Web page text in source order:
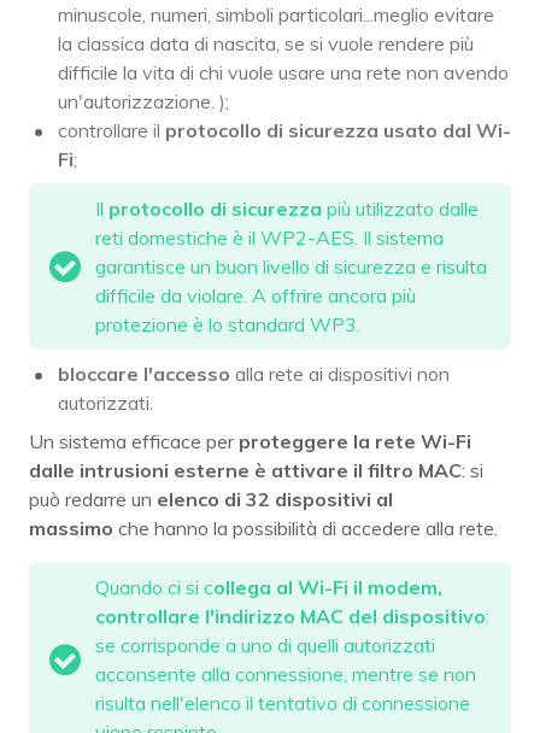
minuscole, numeri, simboli particolari...meglio evitare
la classica data di nascita, se si vuole rendere più
difficile la vita di chi vuole usare una rete non avendo
un'autorizzazione. );
controllare il protocollo di sicurezza usato dal Wi-
Fi;
Il protocollo di sicurezza più utilizzato dalle
reti domestiche è il WP2-AES. Il sistema
garantisce un buon livello di sicurezza e risulta
difficile da violare. A offrire ancora più
protezione è lo standard WP3.
bloccare l'accesso alla rete ai dispositivi non
autorizzati.
Un sistema efficace per proteggere la rete Wi-Fi
dalle intrusioni esterne è attivare il filtro MAC: si
può redarre un elenco di 32 dispositivi al
massimo che hanno la possibilità di accedere alla rete.
Quando ci si collega al Wi-Fi il modem,
controllare l'indirizzo MAC del dispositivo:
se corrisponde a uno di quelli autorizzati
acconsente alla connessione, mentre se non
risulta nell'elenco il tentativo di connessione